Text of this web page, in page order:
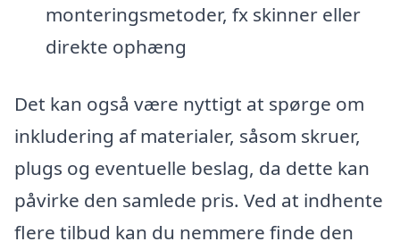
monteringsmetoder, fx skinner eller
direkte ophæng
Det kan også være nyttigt at spørge om
inkludering af materialer, såsom skruer,
plugs og eventuelle beslag, da dette kan
påvirke den samlede pris. Ved at indhente
flere tilbud kan du nemmere finde den